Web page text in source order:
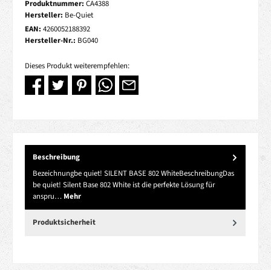
Produktnummer: CA4388
Hersteller: Be-Quiet
EAN: 4260052188392
Hersteller-Nr.: BG040
Dieses Produkt weiterempfehlen:
Beschreibung
Bezeichnungbe quiet! SILENT BASE 802 WhiteBeschreibungDas
be quiet! Silent Base 802 White ist die perfekte Lösung für
anspru… Mehr
Produktsicherheit